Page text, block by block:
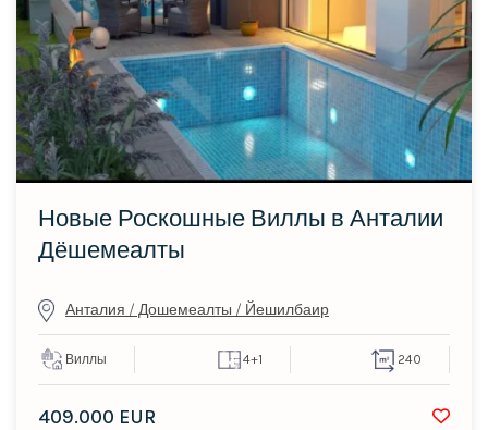
Новые Роскошные Виллы в Анталии
Дёшемеалты
Анталия / Дошемеалты / Йешилбаир
Виллы 4+1 240
409.000 EUR